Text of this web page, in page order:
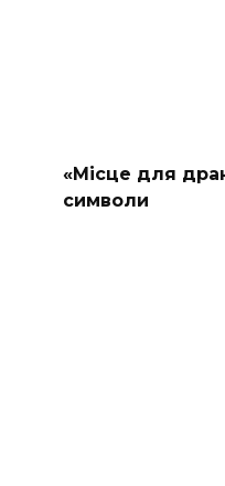
«Місце для
символи